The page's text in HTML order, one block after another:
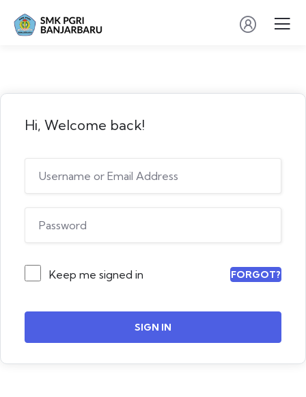
Hi, Welcome back!
Keep me signed in FORGOT?
SIGN IN